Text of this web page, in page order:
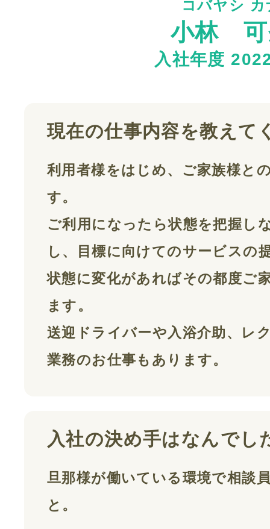
コバヤシ カ
小林 可
入社年度
現在の仕事内容を教えて
利用者様をはじめ、ご家族様と
す。
ご利用になったら状態を把握し
し、目標に向けてのサービスの
状態に変化があればその都度ご
ます。
送迎ドライバーや入浴介助、レ
業務のお仕事もあります。
入社の決め手はなんでし
旦那様が働いている環境で相談
と。